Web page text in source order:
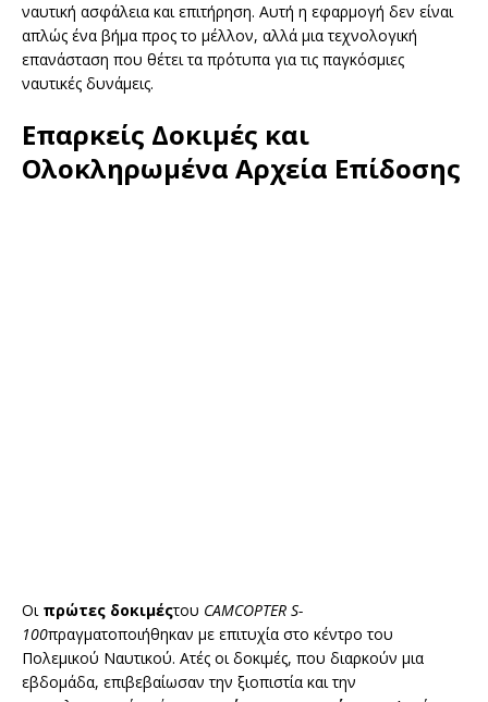
ναυτική ασφάλεια και επιτήρηση. Αυτή η εφαρμογή δεν είναι
απλώς ένα βήμα προς το μέλλον, αλλά μια τεχνολογική
επανάσταση που θέτει τα πρότυπα για τις παγκόσμιες
ναυτικές δυνάμεις.
Επαρκείς Δοκιμές και
Ολοκληρωμένα Αρχεία Επίδοσης
Οι πρώτες δοκιμέςτου CAMCOPTER S-
100πραγματοποιήθηκαν με επιτυχία στο κέντρο του
Πολεμικού Ναυτικού. Ατές οι δοκιμές, που διαρκούν μια
εβδομάδα, επιβεβαίωσαν την ξιοπιστία και την